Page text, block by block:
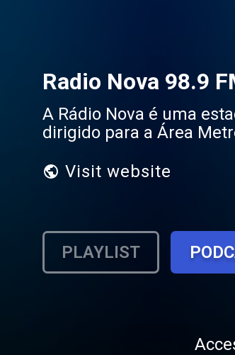
Radio Nova 98.9
A Rádio Nova é uma
dirigido para a Área
Visit website
PLAYLIST